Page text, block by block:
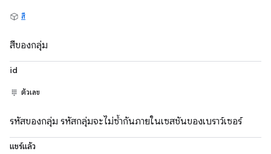
สี
สีของกลุ่ม
id
ตัวเลข
รหัสของกลุ่ม รหัสกลุ่มจะไม่ซ้ำกันภายในเซสชันของเบราว์เซอร์
แชร์แล้ว